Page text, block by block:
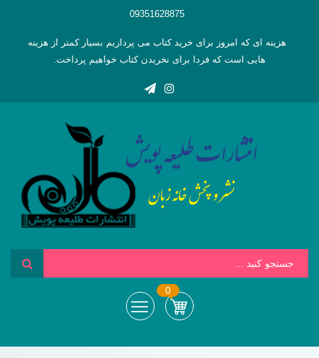
09351628875
هزینه ای که امروز برای خرید کتاب می پردازیم بسیار کمتر از هزینه
هایی است که فردا برای نخریدن کتاب خواهیم پرداخت.
0